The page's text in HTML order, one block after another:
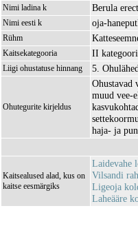
Nimi ladina k Berula
Nimi eesti k oja-
Rühm
Kaitsekategooria II
Liigi ohustatuse hinnang 5.
Ohutegurite kirjeldus
Ohustavad
muud vee-
haja- ja
Kaitsealused alad, kus on
kaitse eesmärgiks
Laidevahe
Vilsandi
Ligeoja
Laheääre